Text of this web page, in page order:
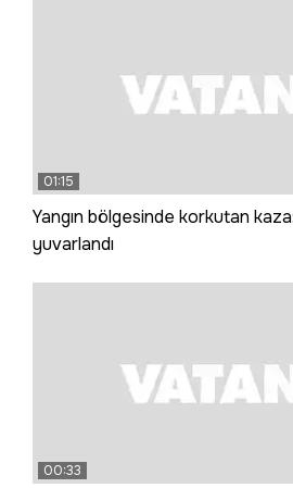
01:15
Yangın bölgesinde korkutan
yuvarlandı
00:33